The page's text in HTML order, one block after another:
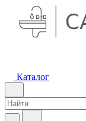
Каталог